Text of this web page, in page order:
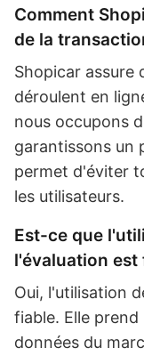
Comment
de la
Shopicar assure
déroulent en
nous occupons
garantissons un
permet d'éviter
les utilisateurs.
Est-ce que
l'évaluation est
Oui, l'utilisation
fiable. Elle
données du